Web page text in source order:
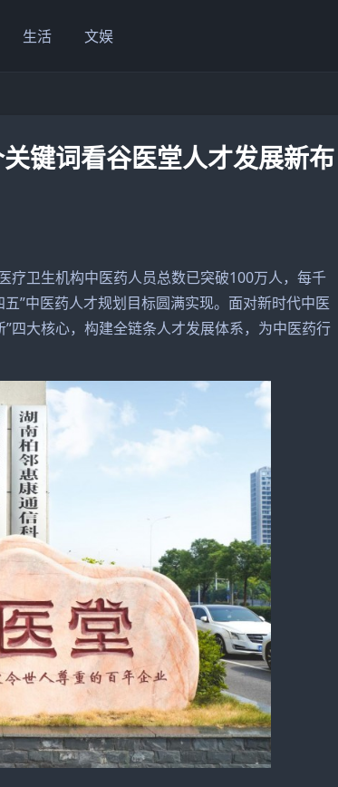
生活 文娱
键词看谷医堂人才发展新布
卫生机构中医药人员总数已突破100万人，每千
”中医药人才规划目标圆满实现。面对新时代中医
四大核心，构建全链条人才发展体系，为中医药行